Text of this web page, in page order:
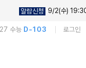
알람신청 9/2(수)
수능 D-103 로그인